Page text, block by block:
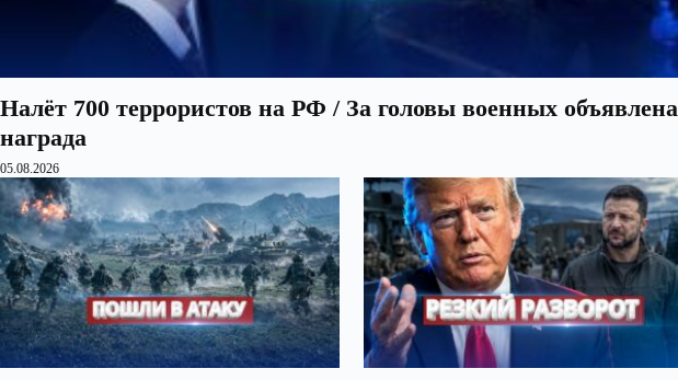
Налёт 700 террористов на РФ / За головы военных объявлена
награда
05.08.2026